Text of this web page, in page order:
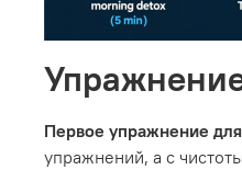
Первое упражнение
упражнений, а с